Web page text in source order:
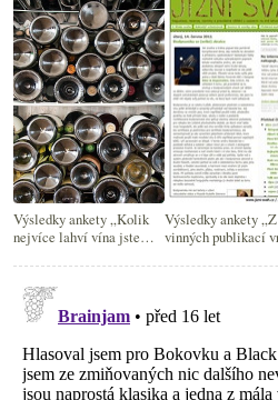
Výsledky ankety „Kolik
nejvíce lahví vína jste
Výsledky ankety „Z
vinných publikací